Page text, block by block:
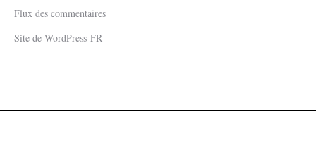
Flux des commentaires
Site de WordPress-FR